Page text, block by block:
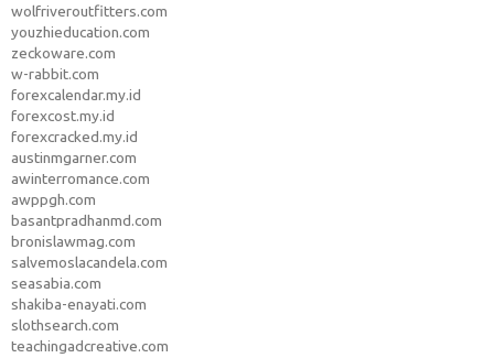
wolfriveroutfitters.com
youzhieducation.com
zeckoware.com
w-rabbit.com
forexcalendar.my.id
forexcost.my.id
forexcracked.my.id
austinmgarner.com
awinterromance.com
awppgh.com
basantpradhanmd.com
bronislawmag.com
salvemoslacandela.com
seasabia.com
shakiba-enayati.com
slothsearch.com
teachingadcreative.com